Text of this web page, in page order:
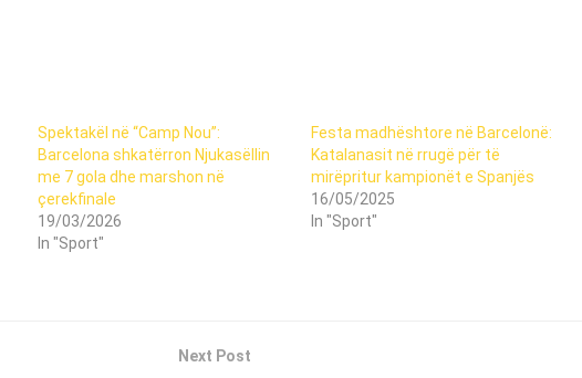
Spektakël në “Camp Nou”:
Barcelona shkatërron Njukasëllin
me 7 gola dhe marshon në
çerekfinale
19/03/2026
In "Sport"
Festa madhështore në Barcelonë:
Katalanasit në rrugë për të
mirëpritur kampionët e Spanjës
16/05/2025
In "Sport"
Next Post